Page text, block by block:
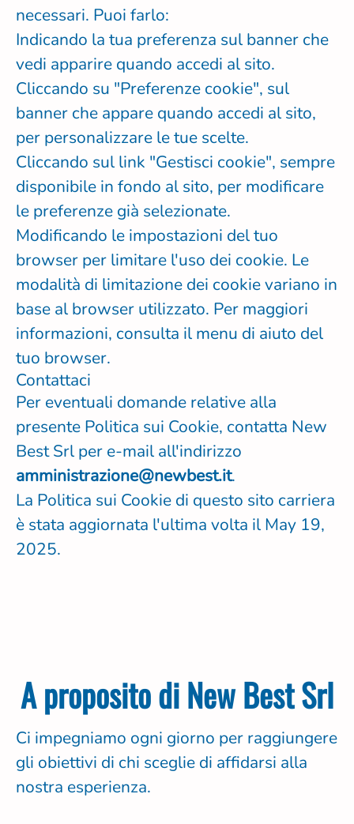
necessari. Puoi farlo:
Indicando la tua preferenza sul banner che
vedi apparire quando accedi al sito.
Cliccando su "Preferenze cookie", sul
banner che appare quando accedi al sito,
per personalizzare le tue scelte.
Cliccando sul link "Gestisci cookie", sempre
disponibile in fondo al sito, per modificare
le preferenze già selezionate.
Modificando le impostazioni del tuo
browser per limitare l'uso dei cookie. Le
modalità di limitazione dei cookie variano in
base al browser utilizzato. Per maggiori
informazioni, consulta il menu di aiuto del
tuo browser.
Contattaci
Per eventuali domande relative alla
presente Politica sui Cookie, contatta New
Best Srl per e-mail all'indirizzo
amministrazione@newbest.it.
La Politica sui Cookie di questo sito carriera
è stata aggiornata l'ultima volta il May 19,
2025.
A proposito di New Best Srl
Ci impegniamo ogni giorno per raggiungere
gli obiettivi di chi sceglie di affidarsi alla
nostra esperienza.